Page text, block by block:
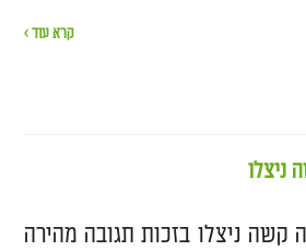
קרא עוד ›
אלרגיה קשה ניצלו בזכות תגובה מהירה